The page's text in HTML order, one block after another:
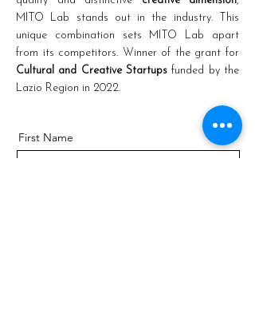
MITO Lab stands out in the industry. This
unique combination sets MITO Lab apart
from its competitors. Winner of the grant for
Cultural and Creative Startups funded by the
Lazio Region in 2022.
First Name